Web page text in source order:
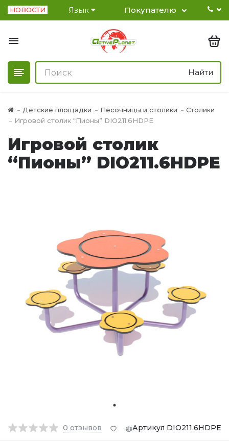
НОВОСТИ Язык Покупателю
Найти
Детские площадки Песочницы и столики
Столики
Игровой столик “Пионы” DIO211.6HDPE
Игровой столик
“Пионы” DIO211.6HDPE
0 отзывов Артикул DIO211.6HDPE